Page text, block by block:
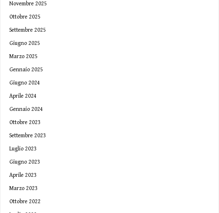
Novembre 2025
Ottobre 2025
Settembre 2025
Giugno 2025
Marzo 2025
Gennaio 2025
Giugno 2024
Aprile 2024
Gennaio 2024
Ottobre 2023
Settembre 2023
Luglio 2023
Giugno 2023
Aprile 2023
Marzo 2023
Ottobre 2022